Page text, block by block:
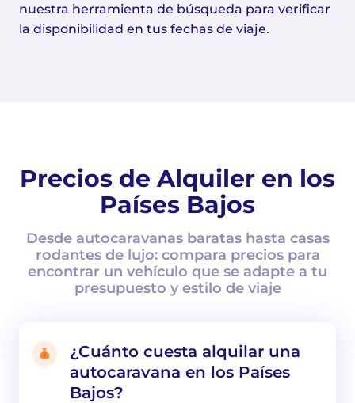
nuestra herramienta de búsqueda para verificar
la disponibilidad en tus fechas de viaje.
Precios de Alquiler en los
Países Bajos
Desde autocaravanas baratas hasta casas
rodantes de lujo: compara precios para
encontrar un vehículo que se adapte a tu
presupuesto y estilo de viaje
¿Cuánto cuesta alquilar una
autocaravana en los Países
Bajos?